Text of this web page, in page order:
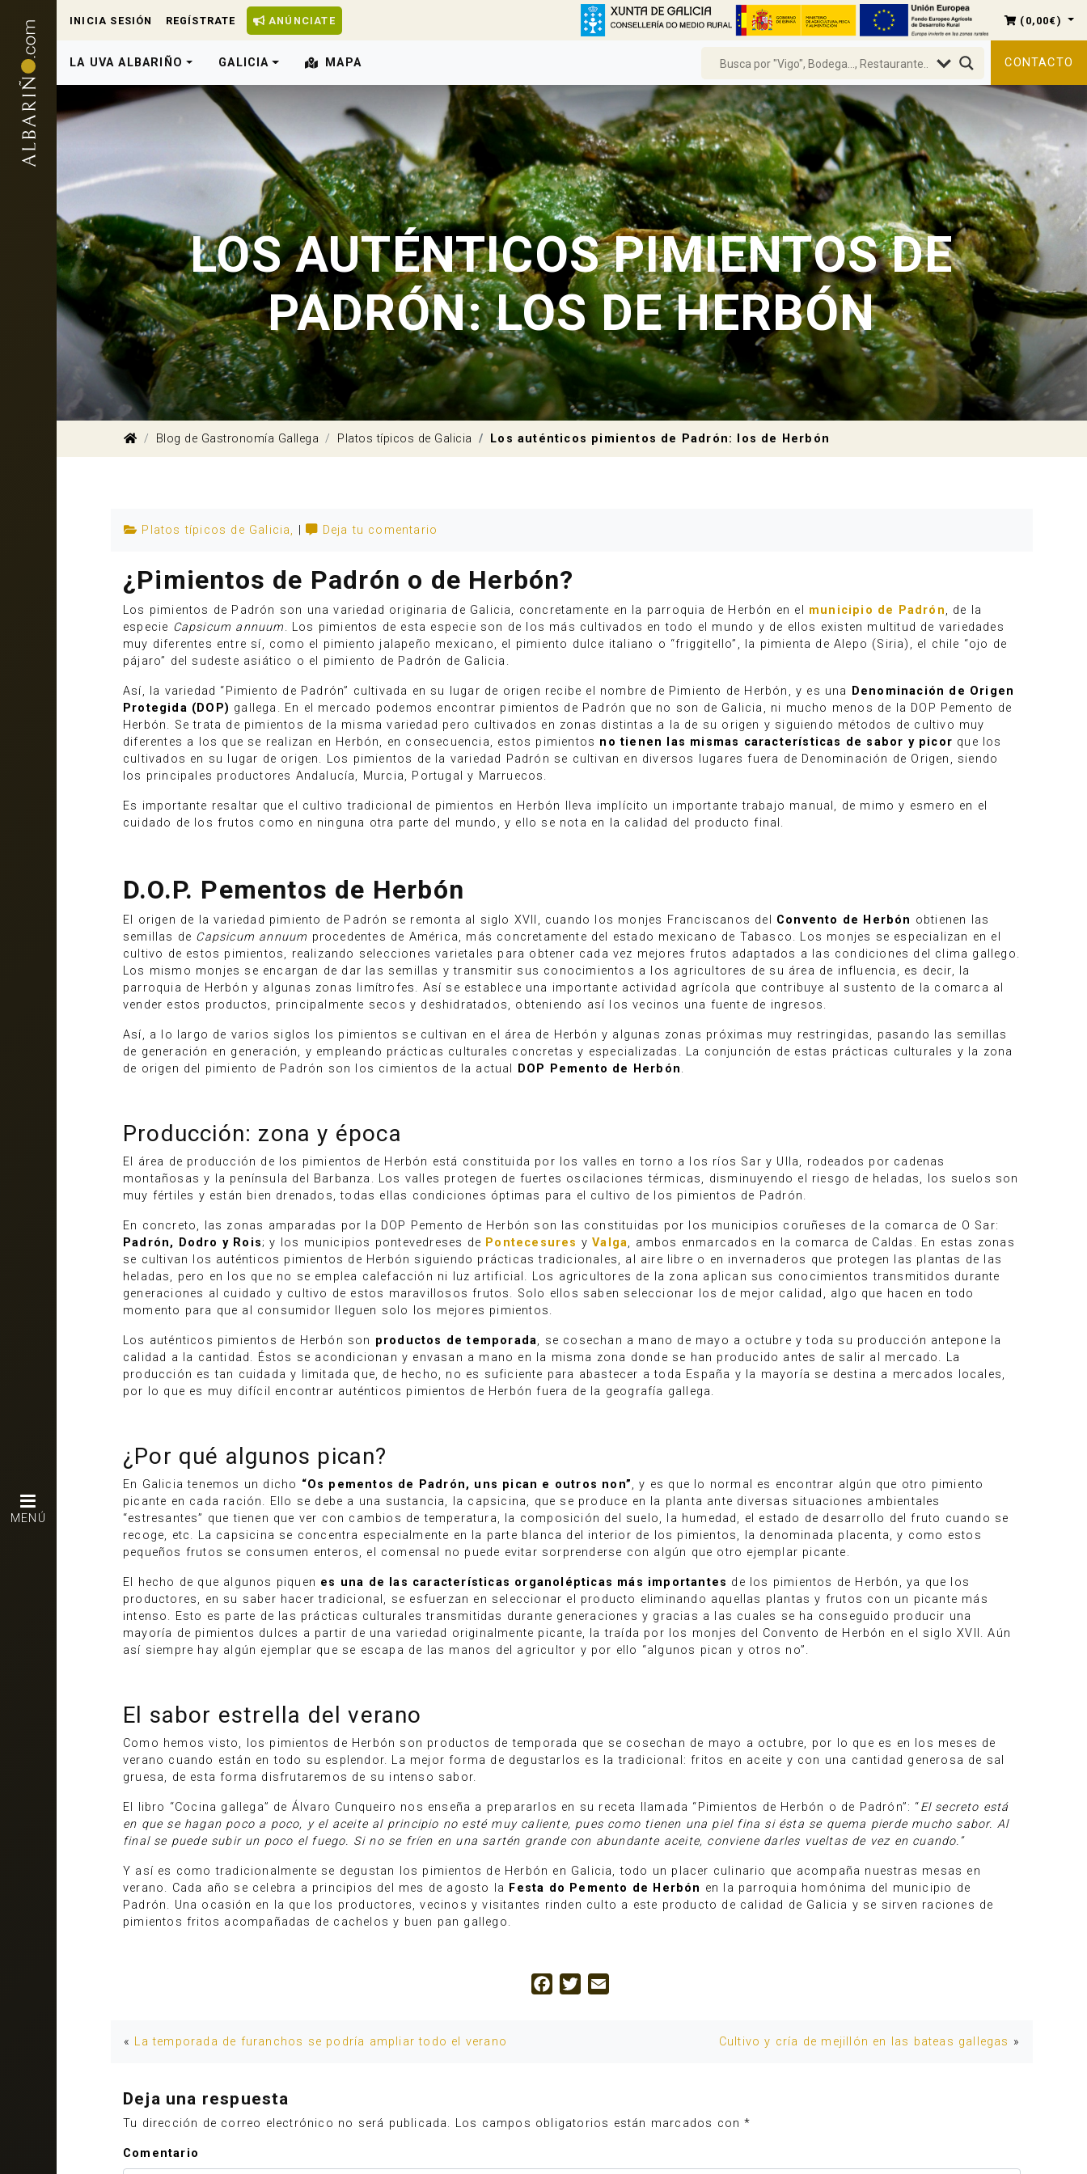
MENÚ
INICIA SESIÓN REGÍSTRATE ANÚNCIATE ( 0,00€ )
LA UVA ALBARIÑO GALICIA MAPA CONTACTO
LOS AUTÉNTICOS PIMIENTOS DE
PADRÓN: LOS DE HERBÓN
Blog de Gastronomía Gallega Platos típicos de Galicia Los auténticos pimientos de Padrón: los de Herbón
Platos típicos de Galicia, | Deja tu comentario
¿Pimientos de Padrón o de Herbón?
Los pimientos de Padrón son una variedad originaria de Galicia, concretamente en la parroquia de Herbón en el municipio de Padrón, de la
especie Capsicum annuum. Los pimientos de esta especie son de los más cultivados en todo el mundo y de ellos existen multitud de variedades
muy diferentes entre sí, como el pimiento jalapeño mexicano, el pimiento dulce italiano o “friggitello”, la pimienta de Alepo (Siria), el chile “ojo de
pájaro” del sudeste asiático o el pimiento de Padrón de Galicia.
Así, la variedad “Pimiento de Padrón” cultivada en su lugar de origen recibe el nombre de Pimiento de Herbón, y es una
Denominación de Origen
Protegida (DOP) gallega. En el mercado podemos encontrar pimientos de Padrón que no son de Galicia, ni mucho menos de la DOP Pemento de
Herbón. Se trata de pimientos de la misma variedad pero cultivados en zonas distintas a la de su origen y siguiendo métodos de cultivo muy
diferentes a los que se realizan en Herbón, en consecuencia, estos pimientos no tienen las mismas características de sabor y picor que los
cultivados en su lugar de origen. Los pimientos de la variedad Padrón se cultivan en diversos lugares fuera de Denominación de Origen, siendo
los principales productores Andalucía, Murcia, Portugal y Marruecos.
Es importante resaltar que el cultivo tradicional de pimientos en Herbón lleva implícito un importante trabajo manual, de mimo y esmero en el
cuidado de los frutos como en ninguna otra parte del mundo, y ello se nota en la calidad del producto final.
D.O.P. Pementos de Herbón
El origen de la variedad pimiento de Padrón se remonta al siglo XVII, cuando los monjes Franciscanos del Convento de Herbón obtienen las
semillas de Capsicum annuum procedentes de América, más concretamente del estado mexicano de Tabasco. Los monjes se especializan en el
cultivo de estos pimientos, realizando selecciones varietales para obtener cada vez mejores frutos adaptados a las condiciones del clima gallego.
Los mismo monjes se encargan de dar las semillas y transmitir sus conocimientos a los agricultores de su área de influencia, es decir, la
parroquia de Herbón y algunas zonas limítrofes. Así se establece una importante actividad agrícola que contribuye al sustento de la comarca al
vender estos productos, principalmente secos y deshidratados, obteniendo así los vecinos una fuente de ingresos.
Así, a lo largo de varios siglos los pimientos se cultivan en el área de Herbón y algunas zonas próximas muy restringidas, pasando las semillas
de generación en generación, y empleando prácticas culturales concretas y especializadas. La conjunción de estas prácticas culturales y la zona
de origen del pimiento de Padrón son los cimientos de la actual
DOP Pemento de Herbón.
Producción: zona y época
El área de producción de los pimientos de Herbón está constituida por los valles en torno a los ríos Sar y Ulla, rodeados por cadenas
montañosas y la península del Barbanza. Los valles protegen de fuertes oscilaciones térmicas, disminuyendo el riesgo de heladas, los suelos son
muy fértiles y están bien drenados, todas ellas condiciones óptimas para el cultivo de los pimientos de Padrón.
En concreto, las zonas amparadas por la DOP Pemento de Herbón son las constituidas por los municipios coruñeses de la comarca de O Sar:
Padrón, Dodro y Rois; y los municipios pontevedreses de Pontecesures yValga, ambos enmarcados en la comarca de Caldas. En estas zonas
se cultivan los auténticos pimientos de Herbón siguiendo prácticas tradicionales, al aire libre o en invernaderos que protegen las plantas de las
heladas, pero en los que no se emplea calefacción ni luz artificial. Los agricultores de la zona aplican sus conocimientos transmitidos durante
generaciones al cuidado y cultivo de estos maravillosos frutos. Solo ellos saben seleccionar los de mejor calidad, algo que hacen en todo
momento para que al consumidor lleguen solo los mejores pimientos.
Los auténticos pimientos de Herbón son productos de temporada, se cosechan a mano de mayo a octubre y toda su producción antepone la
calidad a la cantidad. Éstos se acondicionan y envasan a mano en la misma zona donde se han producido antes de salir al mercado. La
producción es tan cuidada y limitada que, de hecho, no es suficiente para abastecer a toda España y la mayoría se destina a mercados locales,
por lo que es muy difícil encontrar auténticos pimientos de Herbón fuera de la geografía gallega.
¿Por qué algunos pican?
En Galicia tenemos un dicho “Os pementos de Padrón, uns pican e outros non”, y es que lo normal es encontrar algún que otro pimiento
picante en cada ración. Ello se debe a una sustancia, la capsicina, que se produce en la planta ante diversas situaciones ambientales
“estresantes” que tienen que ver con cambios de temperatura, la composición del suelo, la humedad, el estado de desarrollo del fruto cuando se
recoge, etc. La capsicina se concentra especialmente en la parte blanca del interior de los pimientos, la denominada placenta, y como estos
pequeños frutos se consumen enteros, el comensal no puede evitar sorprenderse con algún que otro ejemplar picante.
El hecho de que algunos piquen es una de las características organolépticas más importantes de los pimientos de Herbón, ya que los
productores, en su saber hacer tradicional, se esfuerzan en seleccionar el producto eliminando aquellas plantas y frutos con un picante más
intenso. Esto es parte de las prácticas culturales transmitidas durante generaciones y gracias a las cuales se ha conseguido producir una
mayoría de pimientos dulces a partir de una variedad originalmente picante, la traída por los monjes del Convento de Herbón en el siglo XVII. Aún
así siempre hay algún ejemplar que se escapa de las manos del agricultor y por ello “algunos pican y otros no”.
El sabor estrella del verano
Como hemos visto, los pimientos de Herbón son productos de temporada que se cosechan de mayo a octubre, por lo que es en los meses de
verano cuando están en todo su esplendor. La mejor forma de degustarlos es la tradicional: fritos en aceite y con una cantidad generosa de sal
gruesa, de esta forma disfrutaremos de su intenso sabor.
El libro “Cocina gallega” de Álvaro Cunqueiro nos enseña a prepararlos en su receta llamada “Pimientos de Herbón o de Padrón”: “El secreto está
en que se hagan poco a poco, y el aceite al principio no esté muy caliente, pues como tienen una piel fina si ésta se quema pierde mucho sabor. Al
final se puede subir un poco el fuego. Si no se fríen en una sartén grande con abundante aceite, conviene darles vueltas de vez en cuando.”
Y así es como tradicionalmente se degustan los pimientos de Herbón en Galicia, todo un placer culinario que acompaña nuestras mesas en
verano. Cada año se celebra a principios del mes de agosto la Festa do Pemento de Herbón en la parroquia homónima del municipio de
Padrón. Una ocasión en la que los productores, vecinos y visitantes rinden culto a este producto de calidad de Galicia y se sirven raciones de
pimientos fritos acompañadas de cachelos y buen pan gallego.
Facebook
Twitter
« La temporada de furanchos se podría ampliar todo el verano Cultivo y cría de mejillón en las bateas gallegas »
Deja una respuesta
Tu dirección de correo electrónico no será publicada. Los campos obligatorios están marcados con*
Comentario